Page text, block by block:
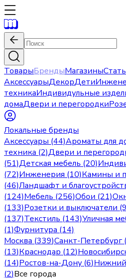
ТоварыБрендыМагазины
АксессуарыДекорДети
техникаИндивидульные
домаДвери и перегородки
Локальные бренды
Аксессуары (44)Ароматы для
техника (2)Двери и
(51)Детская мебель (20)
(72)Инженерия (10)Камины и
(46)Ландшафт и
(124)Мебель (256)Обои (21)
(133)Розетки и выключатели
(137)Текстиль (143)Уличная
(1)Фурнитура (14)
Москва (339)Санкт-Петербург(
(13)Краснодар (12)
(14)Ростов-на-Дону (6)
(2)Все города